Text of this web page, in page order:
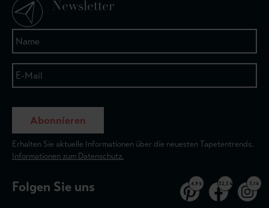
Newsletter
Abonnieren
Erhalten Sie aktuelle Informationen über die neuesten Tapetentrends.
Informationen zum Datenschutz.
Folgen Sie uns 4,9 k 32,5 k 3,1 k